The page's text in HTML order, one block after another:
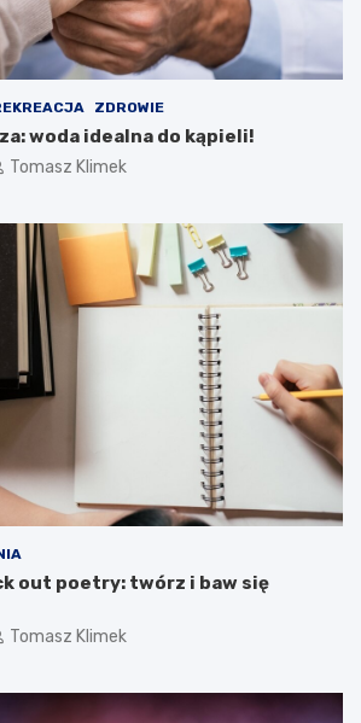
ZDROWIE
woda idealna do kąpieli!
Tomasz Klimek
out poetry: twórz i baw się
Tomasz Klimek